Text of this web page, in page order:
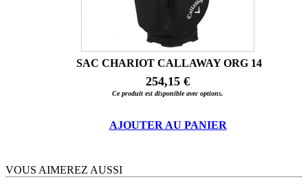
SAC CHARIOT CALLAWAY ORG 14
254,15 €
Ce produit est disponible avec options.
AJOUTER AU PANIER
VOUS AIMEREZ AUSSI